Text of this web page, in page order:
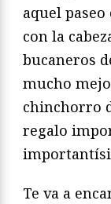
aquel
con la
bucaneros
mucho
chinchorro
regalo
Te va a